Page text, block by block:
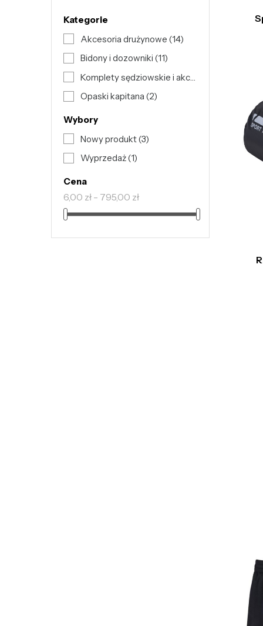
Kategorie
Akcesoria drużynowe (14)
Bidony i dozowniki (11)
Komplety sędziowskie i akcesoria
Opaski kapitana (2)
Wybory
Nowy produkt(3)
Wyprzedaż(1)
Cena
6,00 zł - 795,00 zł